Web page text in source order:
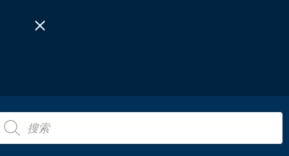
search